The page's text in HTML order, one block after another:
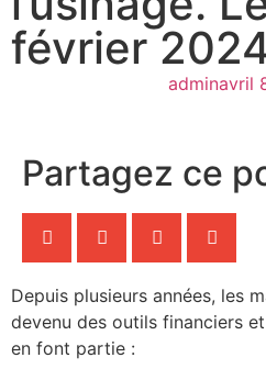
février
adminavril
Partagez ce
Depuis plusieurs années, les
devenu des outils financiers
en font partie :